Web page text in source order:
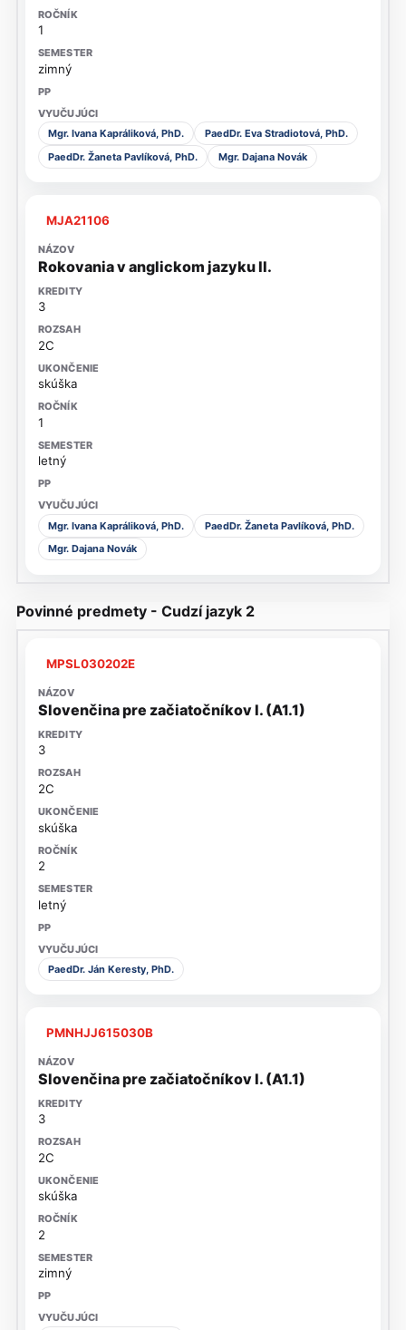
1
zimný
Mgr. Ivana Kapráliková, PhD.
PaedDr. Eva Stradiotová, PhD.
PaedDr. Žaneta Pavlíková, PhD.
Mgr. Dajana Novák
MJA21106
Rokovania v anglickom jazyku II.
3
2C
skúška
1
letný
Mgr. Ivana Kapráliková, PhD.
PaedDr. Žaneta Pavlíková, PhD.
Mgr. Dajana Novák
Povinné predmety - Cudzí jazyk 2
MPSL030202E
Slovenčina pre začiatočníkov I. (A1.1)
3
2C
skúška
2
letný
PaedDr. Ján Keresty, PhD.
PMNHJJ615030B
Slovenčina pre začiatočníkov I. (A1.1)
3
2C
skúška
2
zimný